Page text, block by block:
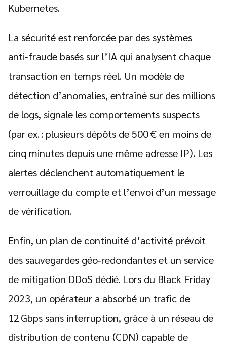
Kubernetes.
La sécurité est renforcée par des systèmes
anti‑fraude basés sur l’IA qui analysent chaque
transaction en temps réel. Un modèle de
détection d’anomalies, entraîné sur des millions
de logs, signale les comportements suspects
(par ex. : plusieurs dépôts de 500 € en moins de
cinq minutes depuis une même adresse IP). Les
alertes déclenchent automatiquement le
verrouillage du compte et l’envoi d’un message
de vérification.
Enfin, un plan de continuité d’activité prévoit
des sauvegardes géo‑redondantes et un service
de mitigation DDoS dédié. Lors du Black Friday
2023, un opérateur a absorbé un trafic de
12 Gbps sans interruption, grâce à un réseau de
distribution de contenu (CDN) capable de